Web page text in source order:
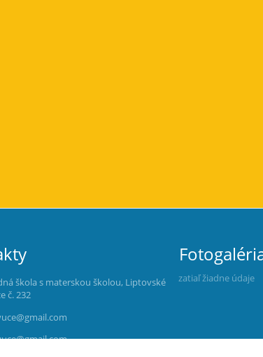
škola s materskou školou, Liptovské
č. 232
zatiaľ žiadne údaje